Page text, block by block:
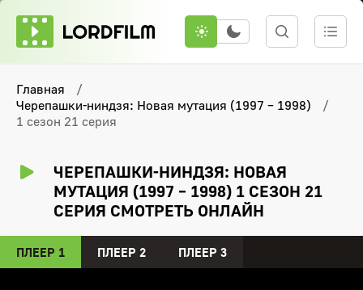
Главная
Черепашки-ниндзя: Новая мутация (1997 – 1998)
1 сезон 21 серия
ЧЕРЕПАШКИ-НИНДЗЯ: НОВАЯ
МУТАЦИЯ (1997 – 1998) 1 СЕЗОН 21
СЕРИЯ СМОТРЕТЬ ОНЛАЙН
ПЛЕЕР 1 ПЛЕЕР 2 ПЛЕЕР 3